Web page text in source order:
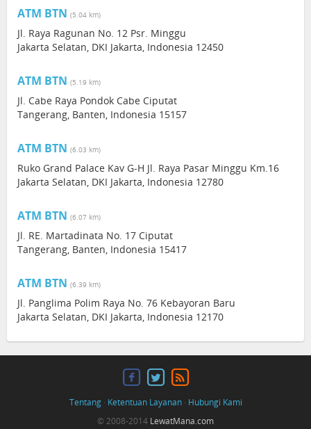
ATM BTN (5.04 km)
Jl. Raya Ragunan No. 12 Psr. Minggu
Jakarta Selatan, DKI Jakarta, Indonesia 12450
ATM BTN (5.19 km)
Jl. Cabe Raya Pondok Cabe Ciputat
Tangerang, Banten, Indonesia 15157
ATM BTN (6.03 km)
Ruko Grand Palace Kav G-H Jl. Raya Pasar Minggu Km.16
Jakarta Selatan, DKI Jakarta, Indonesia 12780
ATM BTN (6.07 km)
Jl. RE. Martadinata No. 17 Ciputat
Tangerang, Banten, Indonesia 15417
ATM BTN (6.39 km)
Jl. Panglima Polim Raya No. 76 Kebayoran Baru
Jakarta Selatan, DKI Jakarta, Indonesia 12170
Tentang· Ketentuan Layanan· Hubungi Kami
© 2008-2014 LewatMana.com